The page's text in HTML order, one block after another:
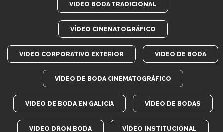
VIDEO BODA TRADICIONAL
VÍDEO CINEMATOGRÁFICO
VIDEO CORPORATIVO EXTERIOR VIDEO DE BODA
VÍDEO DE BODA CINEMATOGRÁFICO
VIDEO DE BODA EN GALICIA VÍDEO DE BODAS
VIDEO DRON BODA VÍDEO INSTITUCIONAL